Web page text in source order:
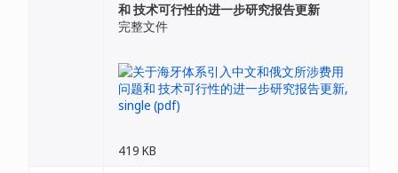
和 技术可行性的进一步研究报告更新
完整文件
419 KB